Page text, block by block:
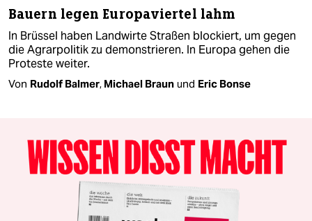
Bauern legen Europaviertel lahm
In Brüssel haben Landwirte Straßen blockiert, um gegen
die Agrarpolitik zu demonstrieren. In Europa gehen die
Proteste weiter.
Von Rudolf Balmer, Michael Braun und Eric Bonse